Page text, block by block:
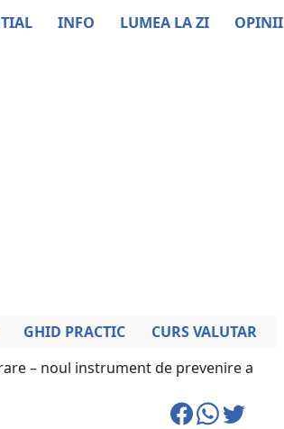
INFO LUMEA LA ZI OPINII
GHID PRACTIC
CURS VALUTAR
– noul instrument de prevenire a